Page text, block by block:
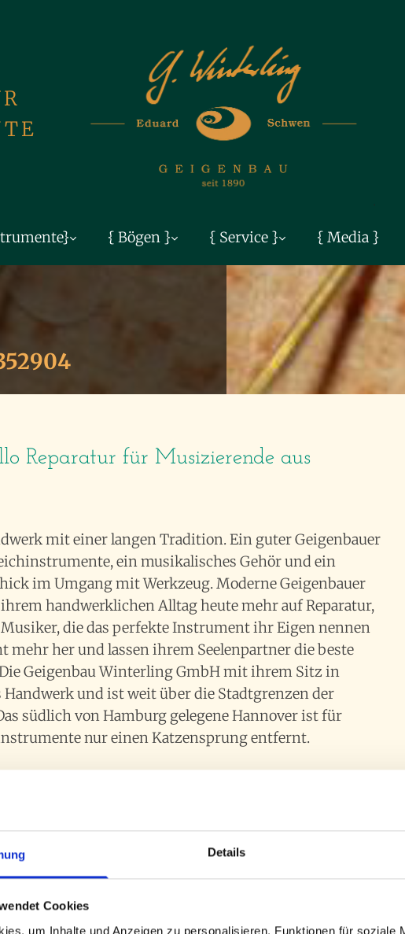
Details
Cookies
um Inhalte und Anzeigen zu personalisieren, Funktionen für soziale
{ Bögen } { Service } { Media }
Reparatur für Musizierende aus
mit einer langen Tradition. Ein guter Geigenbauer
ein musikalisches Gehör und ein
im Umgang mit Werkzeug. Moderne Geigenbauer
handwerklichen Alltag heute mehr auf Reparatur,
Musiker, die das perfekte Instrument ihr Eigen nennen
mehr her und lassen ihrem Seelenpartner die beste
Geigenbau Winterling GmbH mit ihrem Sitz in
und ist weit über die Stadtgrenzen der
südlich von Hamburg gelegene Hannover ist für
nur einen Katzensprung entfernt.
Geigenbauers ist die Reparatur von beschädigten
Dazu gehört der Austausch von einzelnen
der Saiten oder das Beheben von Rissen. Geigenbau &
enger Abstimmung mit den Kunden. Das Anpassen